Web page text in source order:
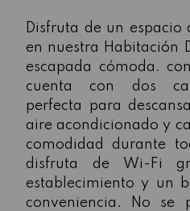
Disfruta de un espacio
en nuestra Habitación
escapada cómoda.
cuenta con dos
perfecta para
aire acondicionado y
comodidad durante
disfruta de Wi-Fi
establecimiento y un
conveniencia. No se